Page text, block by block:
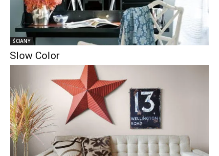
ŚCIANY
Slow Color